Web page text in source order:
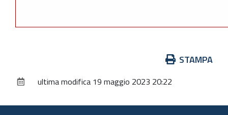
documento
STAMPA
ultima modifica 19 maggio 2023 20:22